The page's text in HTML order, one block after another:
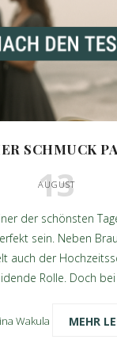
SCHMUCK
13
AUGUST
der schönsten
sein. Neben
auch der
Rolle. Doch bei
Wakula MEHR